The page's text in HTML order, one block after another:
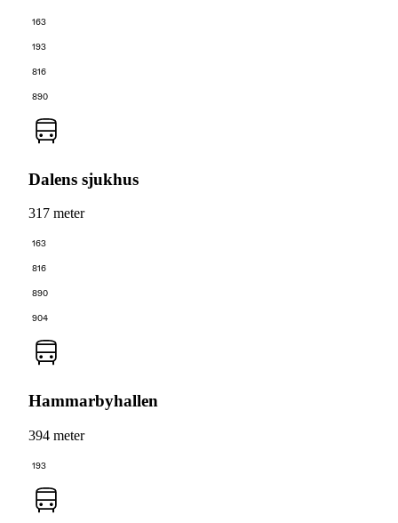
163
193
816
890
Dalens sjukhus
317 meter
163
816
890
904
Hammarbyhallen
394 meter
193